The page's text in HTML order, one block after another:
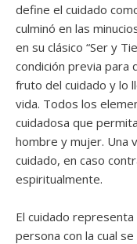
define el cuidado
culminó en las
en su clásico “Ser y
condición previa para
fruto del cuidado y lo
vida. Todos los
cuidadosa que
hombre y mujer. Una
cuidado, en caso
espiritualmente.
El cuidado
persona con la cual